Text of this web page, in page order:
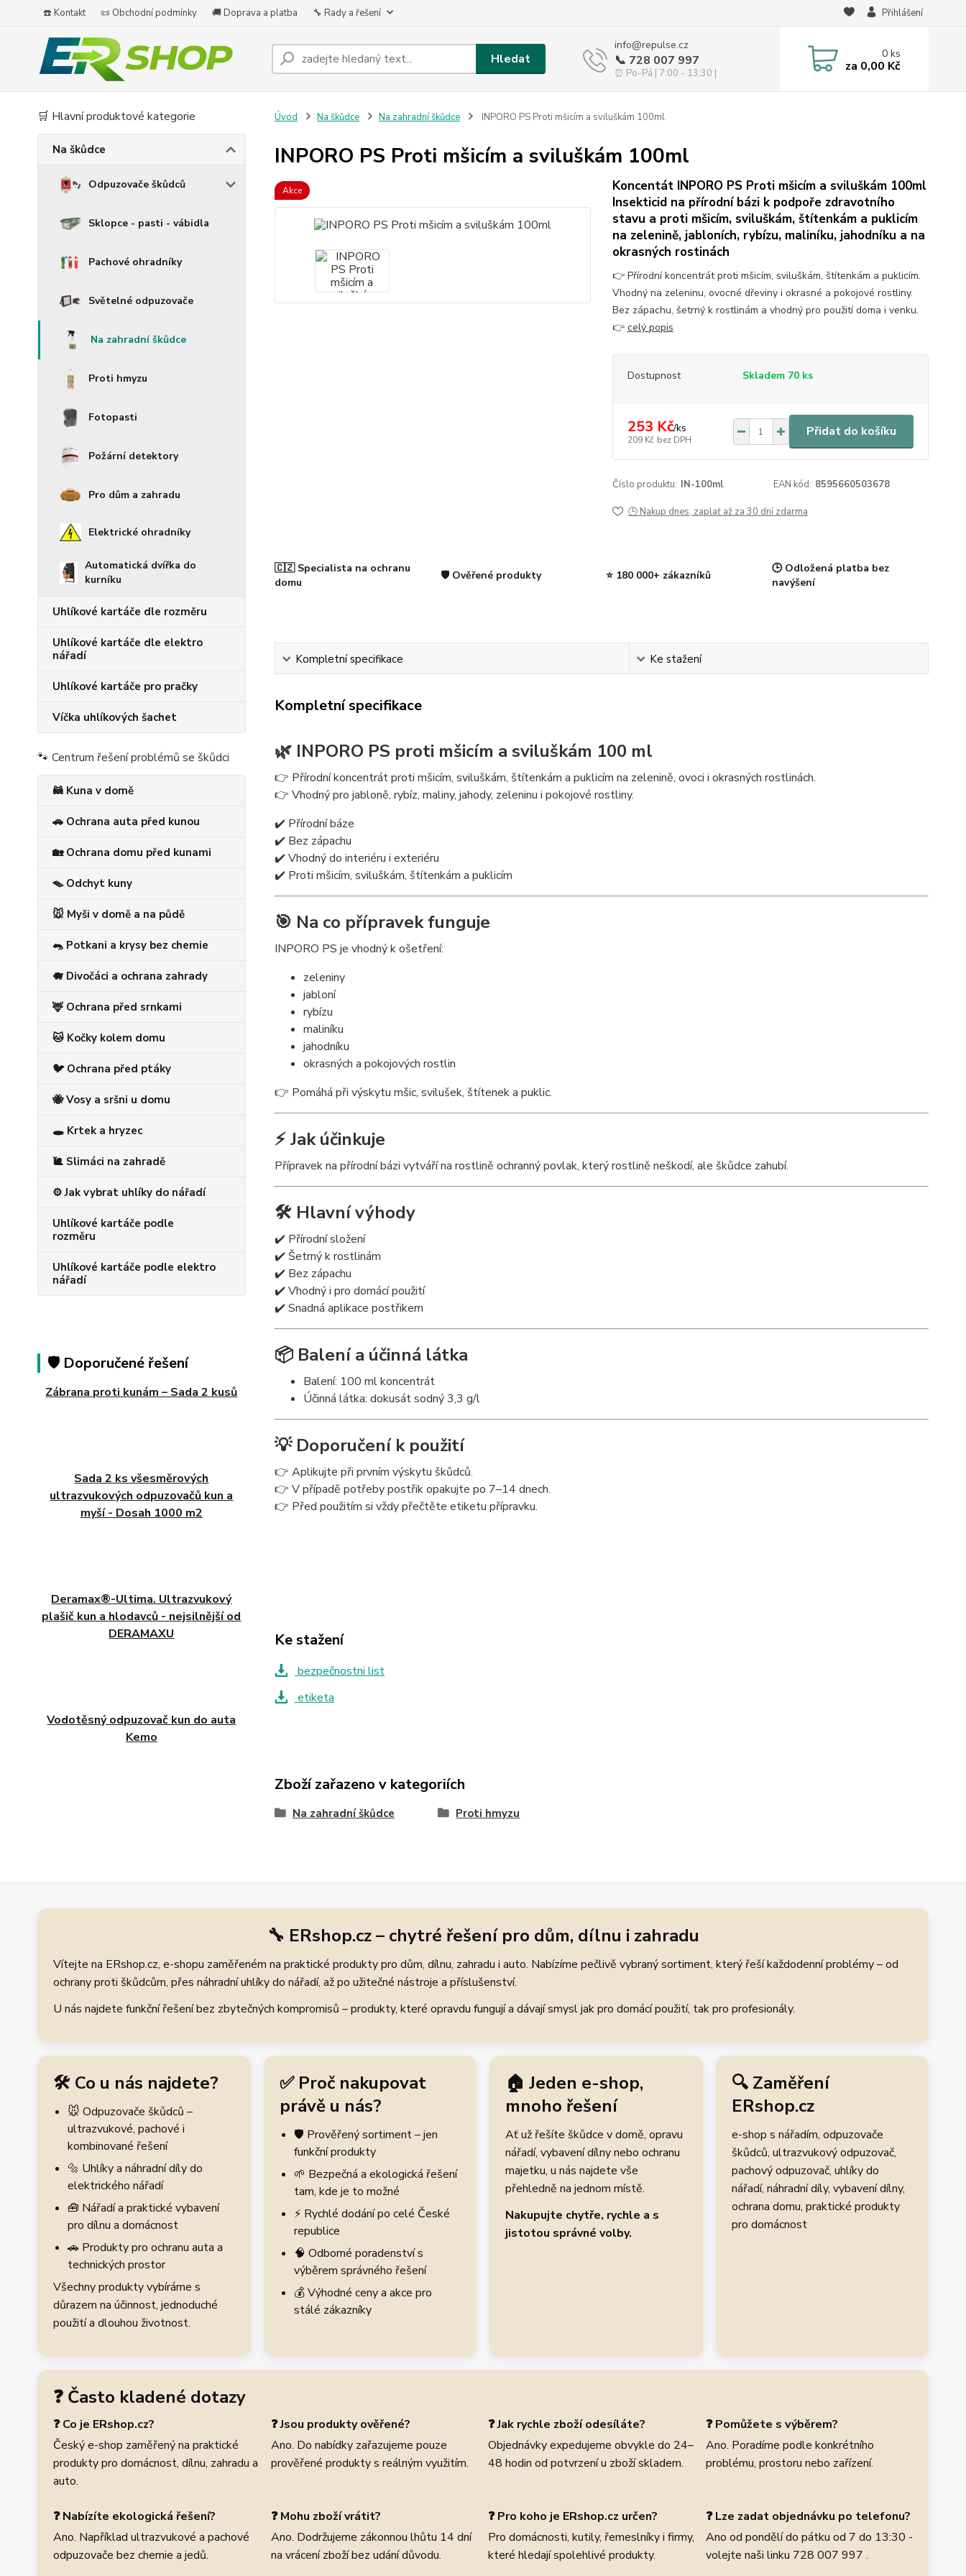
☎️ Kontakt 📜 Obchodní podmínky 🚚 Doprava a platba 🔧 Rady a řešení Přihlášení
Hledat
info@repulse.cz
📞 728 007 997
⏰ Po-Pá | 7:00 - 13:30 |
0ks
za 0,00 Kč
🛒 Hlavní produktové kategorie
Na škůdce
Odpuzovače škůdců
Sklopce - pasti - vábidla
Pachové ohradníky
Světelné odpuzovače
Na zahradní škůdce
Proti hmyzu
Fotopasti
Požární detektory
Pro dům a zahradu
Elektrické ohradníky
Automatická dvířka do
kurníku
Uhlíkové kartáče dle rozměru
Uhlíkové kartáče dle elektro
nářadí
Uhlíkové kartáče pro pračky
Víčka uhlíkových šachet
🐾 Centrum řešení problémů se škůdci
🦝 Kuna v domě
🚗 Ochrana auta před kunou
🏡 Ochrana domu před kunami
🪤 Odchyt kuny
🐭 Myši v domě a na půdě
🐀 Potkani a krysy bez chemie
🐗 Divočáci a ochrana zahrady
🦌 Ochrana před srnkami
🐱 Kočky kolem domu
🐦 Ochrana před ptáky
🐝 Vosy a sršni u domu
🕳️ Krtek a hryzec
🐌 Slimáci na zahradě
⚙️ Jak vybrat uhlíky do nářadí
Uhlíkové kartáče podle
rozměru
Uhlíkové kartáče podle elektro
nářadí
🛡️ Doporučené řešení
Zábrana proti kunám – Sada 2 kusů
Sada 2 ks všesměrových
ultrazvukových odpuzovačů kun a
myší - Dosah 1000 m2
Deramax®-Ultima. Ultrazvukový
plašič kun a hlodavců - nejsilnější od
DERAMAXU
Vodotěsný odpuzovač kun do auta
Kemo
Úvod Na škůdce Na zahradní škůdce INPORO PS Proti mšicím a sviluškám 100ml
INPORO PS Proti mšicím a sviluškám 100ml
Akce
Koncentát INPORO PS Proti mšicím a sviluškám 100ml
Insekticid na přírodní bázi k podpoře zdravotního
stavu a proti mšicím, sviluškám, štítenkám a puklicím
na zelenině, jabloních, rybízu, maliníku, jahodníku a na
okrasných rostinách
👉 Přírodní koncentrát proti mšicím, sviluškám, štítenkám a puklicím.
Vhodný na zeleninu, ovocné dřeviny i okrasné a pokojové rostliny.
Bez zápachu, šetrný k rostlinám a vhodný pro použití doma i venku.
👉 celý popis
Dostupnost Skladem 70 ks
253 Kč/ks
209 Kč bez DPH
Přidat do košíku
Číslo produktu: IN-100ml EAN kód: 8595660503678
🕒 Nakup dnes, zaplať až za 30 dní zdarma
🇨🇿 Specialista na ochranu
domu
🛡️ Ověřené produkty ⭐ 180 000+ zákazníků
🕒 Odložená platba bez
navýšení
Kompletní specifikace Ke stažení
Kompletní specifikace
🌿 INPORO PS proti mšicím a sviluškám 100 ml
👉 Přírodní koncentrát proti mšicím, sviluškám, štítenkám a puklicím na zelenině, ovoci i okrasných rostlinách.
👉 Vhodný pro jabloně, rybíz, maliny, jahody, zeleninu i pokojové rostliny.
✔️ Přírodní báze
✔️ Bez zápachu
✔️ Vhodný do interiéru i exteriéru
✔️ Proti mšicím, sviluškám, štítenkám a puklicím
🎯 Na co přípravek funguje
INPORO PS je vhodný k ošetření:
zeleniny
jabloní
rybízu
maliníku
jahodníku
okrasných a pokojových rostlin
👉 Pomáhá při výskytu mšic, svilušek, štítenek a puklic.
⚡ Jak účinkuje
Přípravek na přírodní bázi vytváří na rostlině ochranný povlak, který rostlině neškodí, ale škůdce zahubí.
🛠️ Hlavní výhody
✔️ Přírodní složení
✔️ Šetrný k rostlinám
✔️ Bez zápachu
✔️ Vhodný i pro domácí použití
✔️ Snadná aplikace postřikem
📦 Balení a účinná látka
Balení: 100 ml koncentrát
Účinná látka: dokusát sodný 3,3 g/l
💡 Doporučení k použití
👉 Aplikujte při prvním výskytu škůdců.
👉 V případě potřeby postřik opakujte po 7–14 dnech.
👉 Před použitím si vždy přečtěte etiketu přípravku.
Ke stažení
bezpečnostni list
etiketa
Zboží zařazeno v kategoriích
Na zahradní škůdce Proti hmyzu
🔧 ERshop.cz – chytré řešení pro dům, dílnu i zahradu
Vítejte na ERshop.cz, e-shopu zaměřeném na praktické produkty pro dům, dílnu, zahradu i auto. Nabízíme pečlivě vybraný sortiment, který řeší každodenní problémy – od
ochrany proti škůdcům, přes náhradní uhlíky do nářadí, až po užitečné nástroje a příslušenství.
U nás najdete funkční řešení bez zbytečných kompromisů – produkty, které opravdu fungují a dávají smysl jak pro domácí použití, tak pro profesionály.
🛠️ Co u nás najdete?
🐭 Odpuzovače škůdců –
ultrazvukové, pachové i
kombinované řešení
🔩 Uhlíky a náhradní díly do
elektrického nářadí
🧰 Nářadí a praktické vybavení
pro dílnu a domácnost
🚗 Produkty pro ochranu auta a
technických prostor
Všechny produkty vybíráme s
důrazem na účinnost, jednoduché
použití a dlouhou životnost.
✅ Proč nakupovat
právě u nás?
🛡️ Prověřený sortiment – jen
funkční produkty
🌱 Bezpečná a ekologická řešení
tam, kde je to možné
⚡ Rychlé dodání po celé České
republice
🧠 Odborné poradenství s
výběrem správného řešení
💰 Výhodné ceny a akce pro
stálé zákazníky
🏠 Jeden e-shop,
mnoho řešení
Ať už řešíte škůdce v domě, opravu
nářadí, vybavení dílny nebo ochranu
majetku, u nás najdete vše
přehledně na jednom místě.
Nakupujte chytře, rychle a s
jistotou správné volby.
🔍 Zaměření
ERshop.cz
e-shop s nářadím, odpuzovače
škůdců, ultrazvukový odpuzovač,
pachový odpuzovač, uhlíky do
nářadí, náhradní díly, vybavení dílny,
ochrana domu, praktické produkty
pro domácnost
❓ Často kladené dotazy
❓ Co je ERshop.cz?
Český e-shop zaměřený na praktické
produkty pro domácnost, dílnu, zahradu a
auto.
❓ Jsou produkty ověřené?
Ano. Do nabídky zařazujeme pouze
prověřené produkty s reálným využitím.
❓ Jak rychle zboží odesíláte?
Objednávky expedujeme obvykle do 24–
48 hodin od potvrzení u zboží skladem.
❓ Pomůžete s výběrem?
Ano. Poradíme podle konkrétního
problému, prostoru nebo zařízení.
❓ Nabízíte ekologická řešení?
Ano. Například ultrazvukové a pachové
odpuzovače bez chemie a jedů.
❓ Mohu zboží vrátit?
Ano. Dodržujeme zákonnou lhůtu 14 dní
na vrácení zboží bez udání důvodu.
❓ Pro koho je ERshop.cz určen?
Pro domácnosti, kutily, řemeslníky i firmy,
které hledají spolehlivé produkty.
❓ Lze zadat objednávku po telefonu?
Ano od pondělí do pátku od 7 do 13:30 -
volejte naši linku 728 007 997 .